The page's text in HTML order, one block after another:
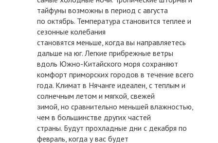
тайфуны возможны в период с августа
по октябрь. Температура становится теплее и
сезонные колебания
становятся меньше, когда вы направляетесь
дальше на юг. Легкие прибрежные ветры
вдоль Южно-Китайского моря сохраняют
комфорт приморских городов в течение всего
года. Климат в Нячанге идеален, с теплым и
солнечным летом и мягкой, свежей
зимой, но сравнительно меньшей влажностью,
чем в большинстве других частей
страны. Будут прохладные дни с декабря по
февраль, когда у вас будет